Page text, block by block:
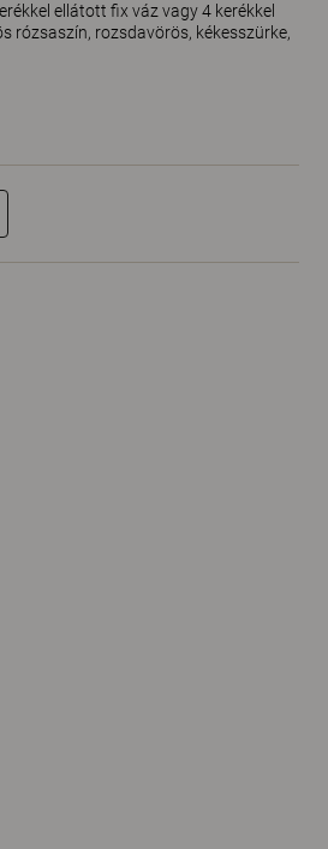
ellátott fix váz vagy 4 kerékkel
rózsaszín, rozsdavörös, kékesszürke,